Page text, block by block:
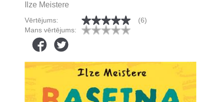
Ilze Meistere
Vērtējums:
(6)
Mans vērtējums: